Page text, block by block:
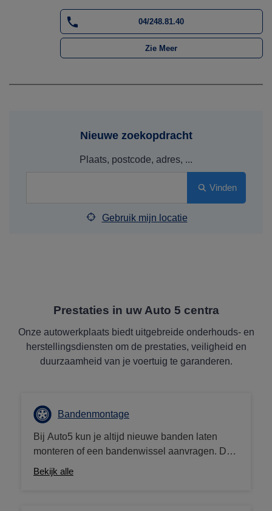
04/248.81.40
Zie Meer
Nieuwe zoekopdracht
Plaats, postcode, adres, ...
Vinden
Gebruik mijn locatie
Prestaties in uw Auto 5 centra
Onze autowerkplaats biedt uitgebreide onderhouds- en
herstellingsdiensten om de prestaties, veiligheid en
duurzaamheid van je voertuig te garanderen.
Bandenmontage
Bij Auto5 kun je altijd nieuwe banden laten
monteren of een bandenwissel aanvragen. De
veiligheid van uw auto is onze topprioriteit en
Bekijk alle